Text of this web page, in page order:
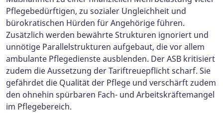
Pflegebedürftigen, zu sozialer Ungleichheit und
bürokratischen Hürden für Angehörige führen.
Zusätzlich werden bewährte Strukturen ignoriert und
unnötige Parallelstrukturen aufgebaut, die vor allem
ambulante Pflegedienste ausblenden. Der ASB kritisiert
zudem die Aussetzung der Tariftreuepflicht scharf. Sie
gefährdet die Qualität der Pflege und verschärft zudem
den ohnehin spürbaren Fach- und Arbeitskräftemangel
im Pflegebereich.